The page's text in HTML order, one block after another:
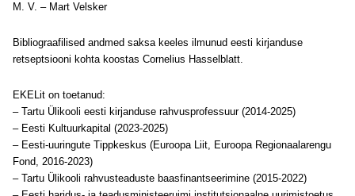
M. V. – Mart Velsker
Bibliograafilised andmed saksa keeles ilmunud eesti kirjanduse
retseptsiooni kohta koostas Cornelius Hasselblatt.
EKELit on toetanud:
– Tartu Ülikooli eesti kirjanduse rahvusprofessuur (2014-2025)
– Eesti Kultuurkapital (2023-2025)
– Eesti-uuringute Tippkeskus (Euroopa Liit, Euroopa Regionaalarengu
Fond, 2016-2023)
– Tartu Ülikooli rahvusteaduste baasfinantseerimine (2015-2022)